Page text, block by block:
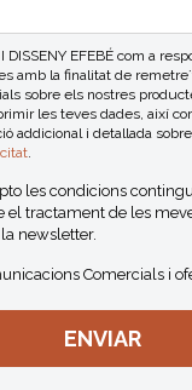
I DISSENY EFEBÉ com a
amb la finalitat de
sobre els nostres
les teves dades, així
addicional i detallada
.
les condicions
el tractament de les
newsletter.
Comercials i